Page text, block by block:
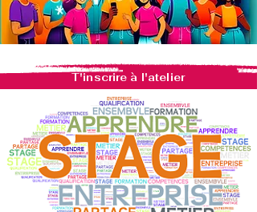
T'inscrire à l'atelier